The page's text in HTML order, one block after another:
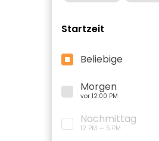
Startzeit
Beliebige
Morgen
vor 12:00 PM
Nachmittag
12 PM — 5 PM